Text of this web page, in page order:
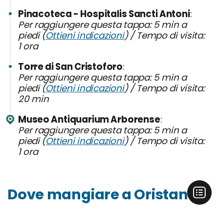
Pinacoteca - Hospitalis Sancti Antoni
Per raggiungere questa tappa: 5 min a
piedi (Ottieni indicazioni) / Tempo di visita:
1 ora
Torre di San Cristoforo
Per raggiungere questa tappa: 5 min a
piedi (Ottieni indicazioni) / Tempo di visita:
20 min
Museo Antiquarium Arborense
Per raggiungere questa tappa: 5 min a
piedi (Ottieni indicazioni) / Tempo di visita:
1 ora
Dove mangiare a Oristano